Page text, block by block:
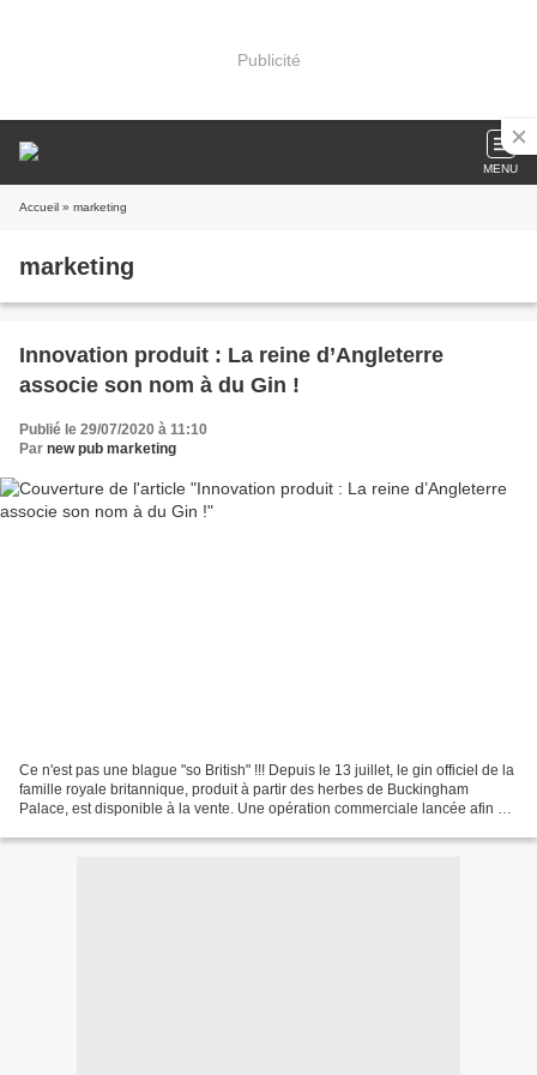
Publicité
MENU
Accueil » marketing
marketing
Innovation produit : La reine d’Angleterre
associe son nom à du Gin !
Publié le 29/07/2020 à 11:10
Par new pub marketing
Ce n'est pas une blague "so British" !!! Depuis le 13 juillet, le gin officiel de la
famille royale britannique, produit à partir des herbes de Buckingham
Palace, est disponible à la vente. Une opération commerciale lancée afin de